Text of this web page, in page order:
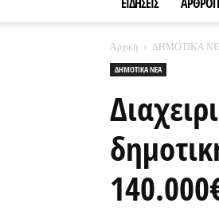
Αρχική ΔΗΜΟΤΙΚΑ
ΔΗΜΟΤΙΚΑ ΝΕΑ